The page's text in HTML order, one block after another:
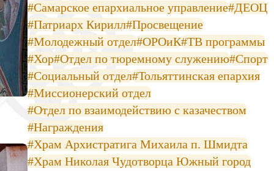
#Самарское епархиальное управление#ДЕОЦ
#Патриарх Кирилл#Просвещение
#Молодежный отдел#ОРОиК#ТВ программы
#Хор#Отдел по тюремному служению#Спорт
#Социальный отдел#Тольяттинская епархия
#Миссионерский отдел
#Отдел по взаимодействию с казачеством
#Награждения
#Храм Архистратига Михаила п. Шмидта
#Храм Николая Чудотворца Южный город